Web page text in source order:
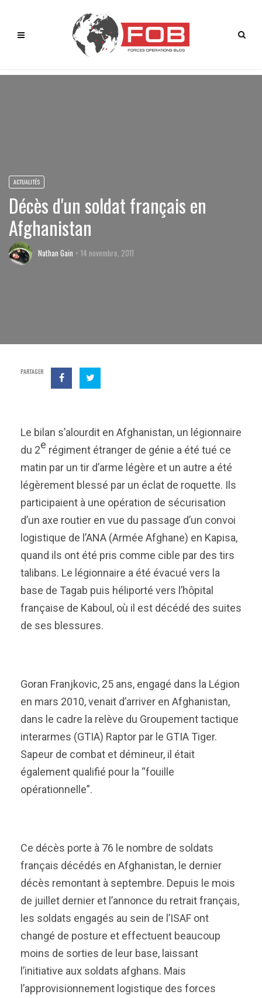
ACTUALITÉS
Décès d'un soldat français en
Afghanistan
Nathan Gain 14 novembre, 2011
PARTAGER
Le bilan s’alourdit en Afghanistan, un légionnaire
du 2e régiment étranger de génie a été tué ce
matin par un tir d’arme légère et un autre a été
légèrement blessé par un éclat de roquette. Ils
participaient à une opération de sécurisation
d’un axe routier en vue du passage d’un convoi
logistique de l’ANA (Armée Afghane) en Kapisa,
quand ils ont été pris comme cible par des tirs
talibans. Le légionnaire a été évacué vers la
base de Tagab puis héliporté vers l’hôpital
française de Kaboul, où il est décédé des suites
de ses blessures.
Goran Franjkovic, 25 ans, engagé dans la Légion
en mars 2010, venait d’arriver en Afghanistan,
dans le cadre la relève du Groupement tactique
interarmes (GTIA) Raptor par le GTIA Tiger.
Sapeur de combat et démineur, il était
également qualifié pour la “fouille
opérationnelle”.
Ce décès porte à 76 le nombre de soldats
français décédés en Afghanistan, le dernier
décès remontant à septembre. Depuis le mois
de juillet dernier et l’annonce du retrait français,
les soldats engagés au sein de l’ISAF ont
changé de posture et effectuent beaucoup
moins de sorties de leur base, laissant
l’initiative aux soldats afghans. Mais
l’approvisionnement logistique des forces